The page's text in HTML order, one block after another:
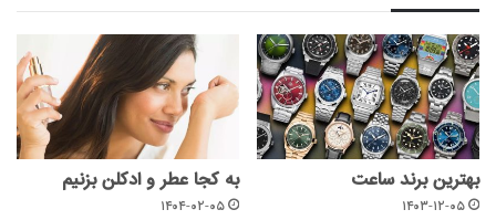
بهترین برند ساعت
۱۴۰۳-۱۲-۰۵
به کجا عطر و ادکلن بزنیم
۱۴۰۴-۰۲-۰۵